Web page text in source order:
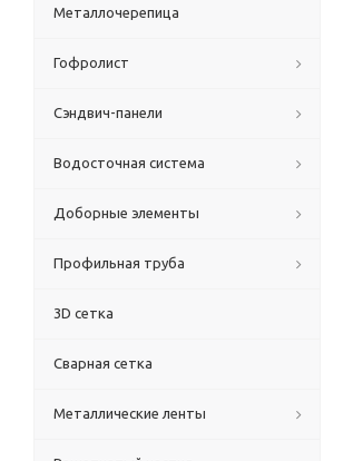
Металлочерепица
Гофролист
Сэндвич-панели
Водосточная система
Доборные элементы
Профильная труба
3D сетка
Сварная сетка
Металлические ленты